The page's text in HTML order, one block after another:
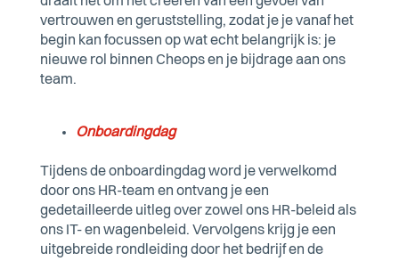
vertrouwen en geruststelling, zodat je je vanaf het
begin kan focussen op wat echt belangrijk is: je
nieuwe rol binnen Cheops en je bijdrage aan ons
team.
Onboardingdag
Tijdens de onboardingdag word je verwelkomd
door ons HR-team en ontvang je een
gedetailleerde uitleg over zowel ons HR-beleid als
ons IT- en wagenbeleid. Vervolgens krijg je een
uitgebreide rondleiding door het bedrijf en de